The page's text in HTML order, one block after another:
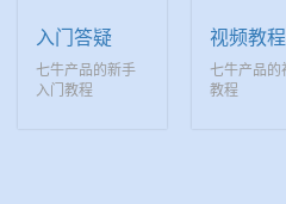
入门答疑
七牛产品的新手
入门教程
视频教程
七牛产品的
教程